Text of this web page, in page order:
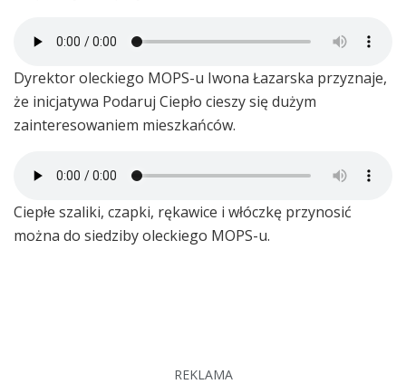
Dyrektor oleckiego MOPS-u Iwona Łazarska przyznaje,
że inicjatywa Podaruj Ciepło cieszy się dużym
zainteresowaniem mieszkańców.
Ciepłe szaliki, czapki, rękawice i włóczkę przynosić
można do siedziby oleckiego MOPS-u.
REKLAMA